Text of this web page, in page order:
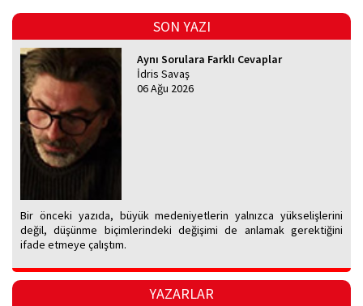
SON YAZI
Aynı Sorulara Farklı Cevaplar
İdris Savaş
06 Ağu 2026
Bir önceki yazıda, büyük medeniyetlerin yalnızca yükselişlerini
değil, düşünme biçimlerindeki değişimi de anlamak gerektiğini
ifade etmeye çalıştım.
YAZARLAR